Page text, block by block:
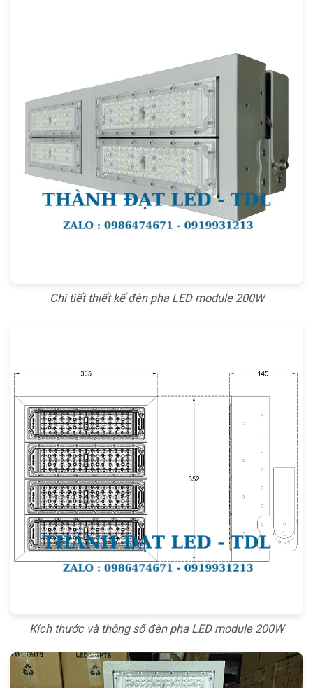
Chi tiết thiết kế đèn pha LED module 200W
Kích thước và thông số đèn pha LED module 200W